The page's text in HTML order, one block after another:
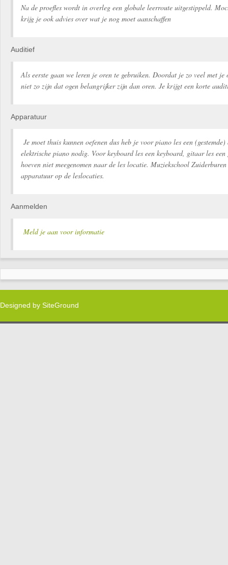
Na de proefles wordt in overleg een globale leerroute uitgestippeld.
krijg je ook advies over wat je nog moet aanschaffen
Auditief
Als eerste gaan we leren je oren te gebruiken. Doordat je zo veel met je
niet zo zijn dat ogen belangrijker zijn dan oren. Je krijgt een korte
Apparatuur
Je moet thuis kunnen oefenen dus heb je voor piano les een (gestemde)
elektrische piano nodig. Voor keyboard les een keyboard, gitaar les
hoeven niet meegenomen naar de les locatie. Muziekschool
apparatuur op de leslocaties.
Aanmelden
Meld je aan voor informatie
Designed by SiteGround